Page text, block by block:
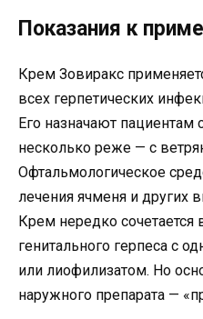
Показания к
Крем Зовиракс
всех герпетических
Его назначают
несколько реже — с
Офтальмологическое
лечения ячменя и других
Крем нередко сочетается
генитального герпеса с
или лиофилизатом. Но
наружного препарата —